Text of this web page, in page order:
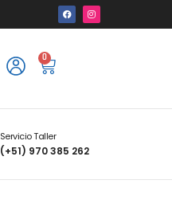
0
Servicio Taller
(+51) 970 385 262